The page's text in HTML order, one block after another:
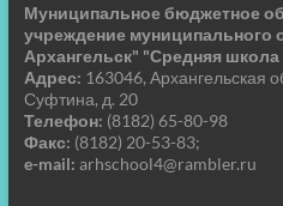
Муниципальное бюджетное
учреждение муниципального
Архангельск" "Средняя
Адрес: 163046, Архангельская
Суфтина, д. 20
Телефон: (8182) 65-80-98
Факс: (8182) 20-53-83;
e-mail: arhschool4@rambler.ru